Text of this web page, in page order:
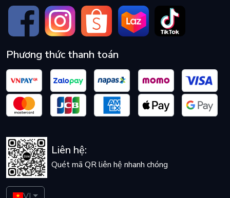
Phương thức thanh toán
Liên hệ:
Quét mã QR liên hệ nhanh chóng
VI